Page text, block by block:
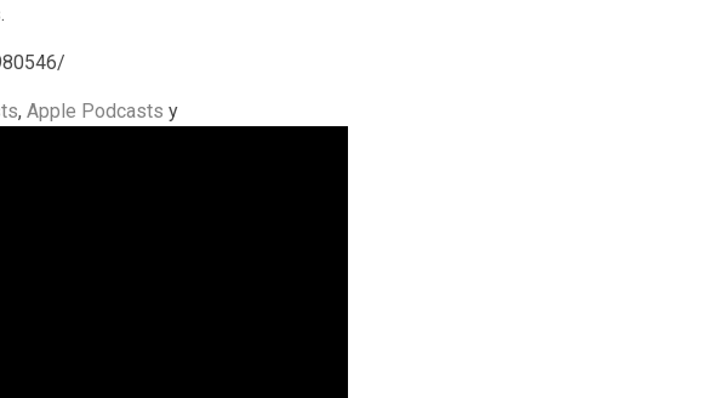
, Apple Podcasts y